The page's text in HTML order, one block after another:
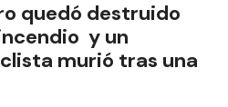
quedó destruido
y un
murió tras una